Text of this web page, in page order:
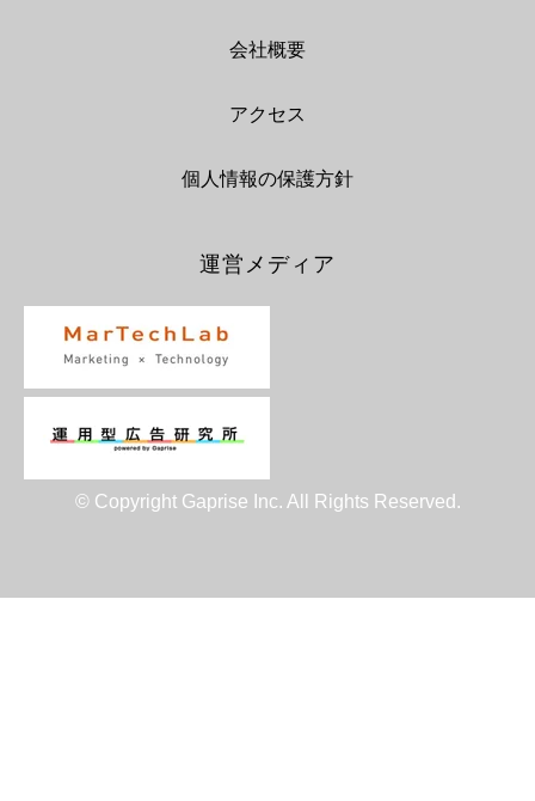
会社概要
アクセス
個人情報の保護方針
運営メディア
© Copyright Gaprise Inc. All Rights Reserved.